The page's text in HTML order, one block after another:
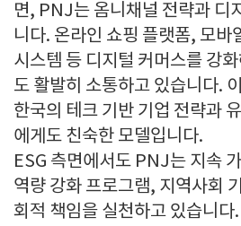
면, PNJ는 옴니채널 전략과 디
니다. 온라인 쇼핑 플랫폼, 모바
시스템 등 디지털 커머스를 강
도 활발히 소통하고 있습니다.
한국의 테크 기반 기업 전략과
에게도 친숙한 모델입니다.
ESG 측면에서도 PNJ는 지속
역량 강화 프로그램, 지역사회
회적 책임을 실천하고 있습니다.